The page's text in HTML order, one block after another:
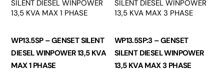
WP13.5SP – GENSET SILENT
DIESEL WINPOWER 13,5 KVA
MAX 1 PHASE
WP13.5SP:3 – GENSET
SILENT DIESEL WINPOWER
13,5 KVA MAX 3 PHASE